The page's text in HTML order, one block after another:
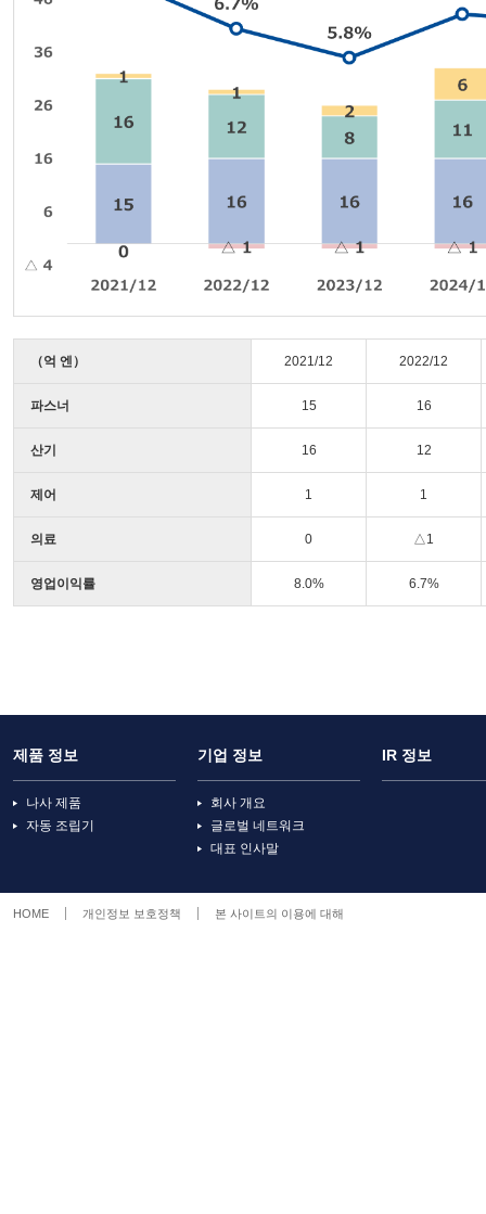
（억 엔） 2021/12 2022/12
파스너 15 16
산기 16 12
제어 1 1
의료 0 △1
영업이익률 8.0% 6.7%
제품 정보
나사 제품
자동 조립기
기업 정보
회사 개요
글로벌 네트워크
대표 인사말
IR 정보
HOME 개인정보 보호정책 본 사이트의 이용에 대해